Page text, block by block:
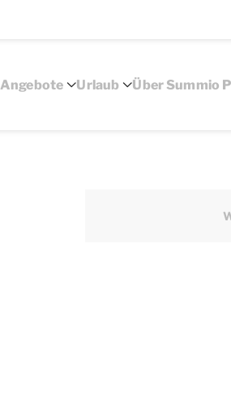
Angebote Urlaub Über Summio